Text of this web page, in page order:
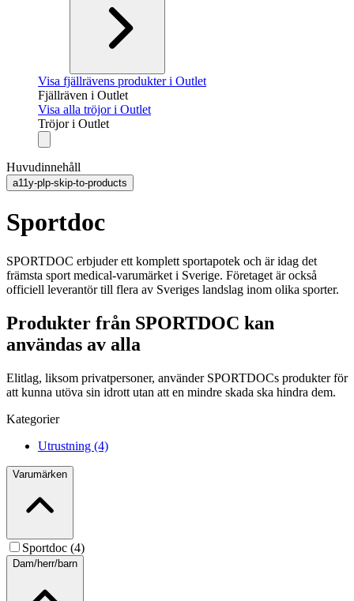
Visa fjällrävens produkter i Outlet
Fjällräven i Outlet
Visa alla tröjor i Outlet
Tröjor i Outlet
Huvudinnehåll
a11y-plp-skip-to-products
Sportdoc
SPORTDOC erbjuder ett komplett sportapotek och är idag det
främsta sport medical-varumärket i Sverige. Företaget är också
officiell leverantör till flera av Sveriges landslag inom olika sporter.
Produkter från SPORTDOC kan
användas av alla
Elitlag, liksom privatpersoner, använder SPORTDOCs produkter för
att kunna utöva sin idrott utan att en mindre skada ska hindra dem.
Kategorier
Utrustning (4)
Varumärken
Sportdoc (4)
Dam/herr/barn